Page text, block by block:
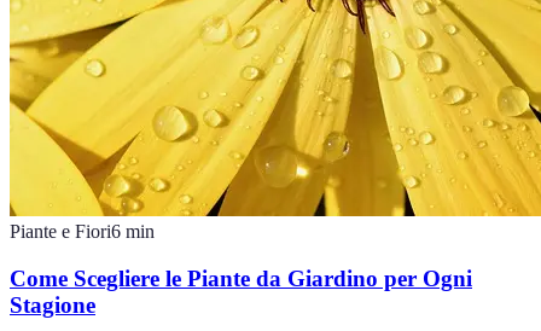
Piante e Fiori6 min
Come Scegliere le Piante da Giardino per Ogni
Stagione